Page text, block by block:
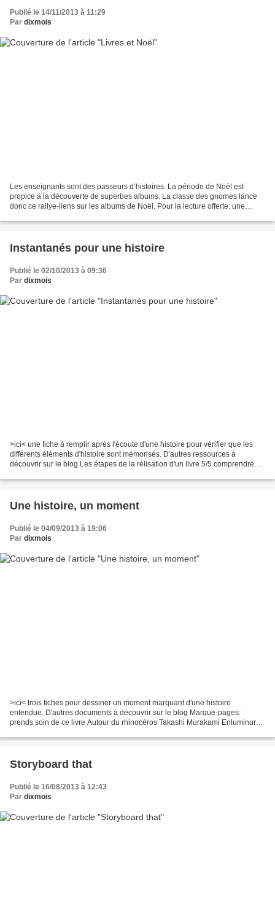
Publié le 14/11/2013 à 11:29
Par dixmois
Les enseignants sont des passeurs d’histoires. La période de Noël est
propice à la découverte de superbes albums. La classe des gnomes lance
donc ce rallye-liens sur les albums de Noël. Pour la lecture offerte: une
Instantanés pour une histoire
Publié le 02/10/2013 à 09:36
Par dixmois
>ici< une fiche à remplir après l'écoute d'une histoire pour vérifier que les
différents élèments d'histoire sont mémorisés. D'autres ressources à
découvrir sur le blog Les étapes de la rélisation d'un livre 5/5 comprendre
Une histoire, un moment
Publié le 04/09/2013 à 19:06
Par dixmois
>ici< trois fiches pour dessiner un moment marquant d'une histoire
entendue. D'autres documents à découvrir sur le blog Marque-pages:
prends soin de ce livre Autour du rhinocéros Takashi Murakami Enluminures
Storyboard that
Publié le 16/08/2013 à 12:43
Par dixmois